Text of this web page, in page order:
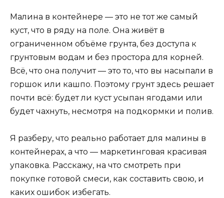
Малина в контейнере — это не тот же самый
куст, что в ряду на поле. Она живёт в
ограниченном объёме грунта, без доступа к
грунтовым водам и без простора для корней.
Всё, что она получит — это то, что вы насыпали в
горшок или кашпо. Поэтому грунт здесь решает
почти всё: будет ли куст усыпан ягодами или
будет чахнуть, несмотря на подкормки и полив.
Я разберу, что реально работает для малины в
контейнерах, а что — маркетинговая красивая
упаковка. Расскажу, на что смотреть при
покупке готовой смеси, как составить свою, и
каких ошибок избегать.